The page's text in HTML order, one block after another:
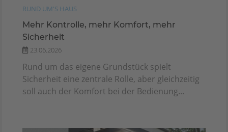
RUND UM'S HAUS
Mehr Kontrolle, mehr Komfort, mehr
Sicherheit
23.06.2026
Rund um das eigene Grundstück spielt
Sicherheit eine zentrale Rolle, aber gleichzeitig
soll auch der Komfort bei der Bedienung...